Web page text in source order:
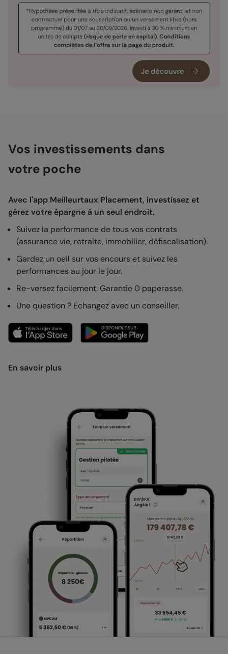
Vos investissements dans
votre poche
Avec l'app Meilleurtaux Placement, investissez et
gérez votre épargne à un seul endroit.
Suivez la performance de tous vos contrats
(assurance vie, retraite, immobilier, défiscalisation).
Gardez un oeil sur vos encours et suivez les
performances au jour le jour.
Re-versez facilement. Garantie 0 paperasse.
Une question ? Echangez avec un conseiller.
En savoir plus